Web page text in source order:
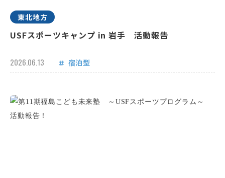
東北地方
USFスポーツキャンプ in 岩手 活動報告
2026.06.13 宿泊型